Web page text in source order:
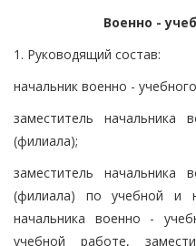
Военно -
1. Руководящий состав:
начальник военно -
заместитель начальника
(филиала);
заместитель начальника
(филиала) по учебной и
начальника военно -
учебной работе,